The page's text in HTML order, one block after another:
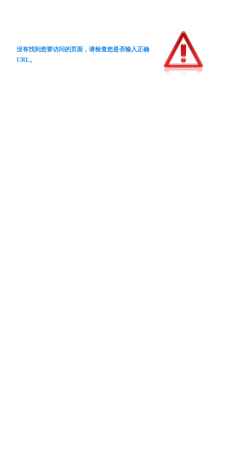
没有找到您要访问的页面，请检查您是否输入正确
URL。